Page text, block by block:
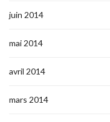
juin 2014
mai 2014
avril 2014
mars 2014